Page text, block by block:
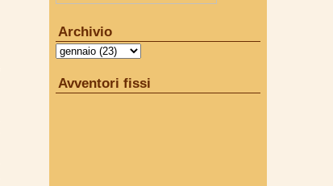
Archivio
Avventori fissi